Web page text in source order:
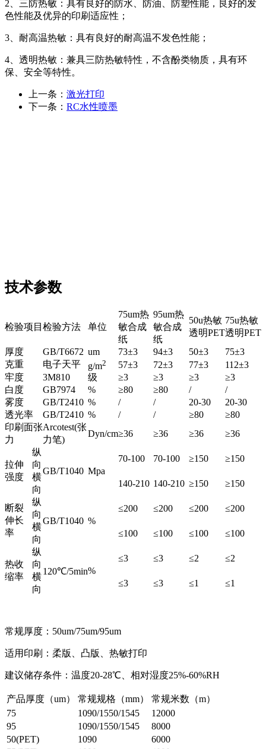
2、三防热敏：具有良好的防水、防油、防塑性能，良好的发
色性能及优异的印刷适应性；
3、耐高温热敏：具有良好的耐高温不发色性能；
4、透明热敏：兼具三防热敏特性，不含酚类物质，具有环
保、安全等特性。
上一条： 激光打印
下一条： RC水性喷墨
技术参数
检验项目 检验方法 单位
75um热
敏合成
纸
95um热
敏合成
纸
50u热敏
透明PET
75u热敏
透明PET
厚度
GB/T6672 um 73±3 94±3 50±3
75±3
克重
电子天平 g/m2 57±3 72±3 77±3
112±3
牢度
3M810 级 ≥3 ≥3 ≥3
≥3
白度
GB7974 % ≥80 ≥80 /
/
雾度
GB/T2410 % / / 20-30
20-30
透光率
GB/T2410 % / / ≥80
≥80
印刷面张
力
Arcotest(张
力笔)
Dyn/cm≥36 ≥36 ≥36 ≥36
拉伸
强度
纵
向
GB/T1040 Mpa
70-100 70-100 ≥150
≥150
横
向
140-210 140-210 ≥150 ≥150
断裂
伸长
率
纵
向
GB/T1040 %
≤200 ≤200 ≤200
≤200
横
向
≤100 ≤100 ≤100 ≤100
热收
缩率
纵
向
120℃/5min%
≤3 ≤3 ≤2
≤2
横
向
≤3 ≤3 ≤1 ≤1
常规厚度：50um/75um/95um
适用印刷：柔版、凸版、热敏打印
建议储存条件：温度20-28℃、相对湿度25%-60%RH
产品厚度（um） 常规规格（mm）
常规米数（m）
75
1090/1550/1545
12000
95
1090/1550/1545
8000
50(PET)
1090
6000